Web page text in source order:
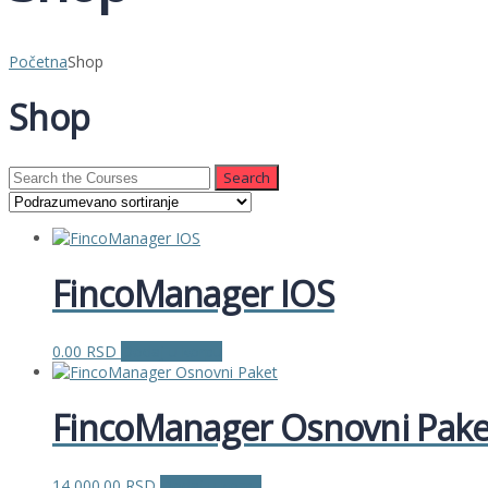
PočetnaShop
Shop
Search
for:
FincoManager IOS
0.00 RSD
FincoManager Osnovni